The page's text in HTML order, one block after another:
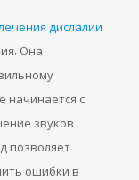
дислалии
Она
начинается с
звуков
позволяет
ошибки в